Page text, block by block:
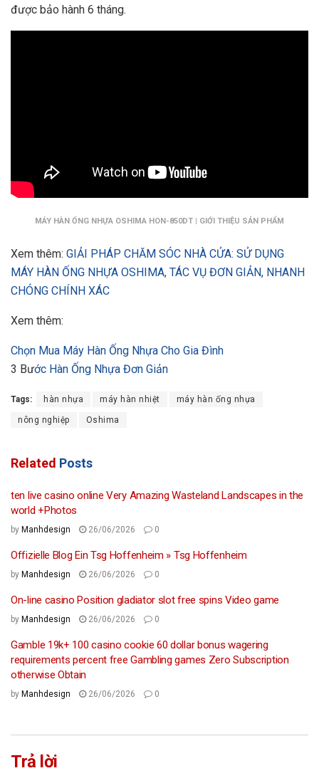
được bảo hành 6 tháng.
MÁY HÀN ỐNG NHỰA OSHIMA HON-850DT | GIỚI THIỆU SẢN PHẨM
Xem thêm: GIẢI PHÁP CHĂM SÓC NHÀ CỬA: SỬ DỤNG
MÁY HÀN ỐNG NHỰA OSHIMA, TÁC VỤ ĐƠN GIẢN, NHANH
CHÓNG CHÍNH XÁC
Xem thêm:
Chọn Mua Máy Hàn Ống Nhựa Cho Gia Đình
3 Bước Hàn Ống Nhựa Đơn Giản
Tags: hàn nhựa máy hàn nhiệt máy hàn ống nhựa
nông nghiệp Oshima
Related Posts
ten live casino online Very Amazing Wasteland Landscapes in the
world +Photos
by Manhdesign 26/06/2026 0
Offizielle Blog Ein Tsg Hoffenheim » Tsg Hoffenheim
by Manhdesign 26/06/2026 0
On-line casino Position gladiator slot free spins Video game
by Manhdesign 26/06/2026 0
Gamble 19k+ 100 casino cookie 60 dollar bonus wagering
requirements percent free Gambling games Zero Subscription
otherwise Obtain
by Manhdesign 26/06/2026 0
Trả lời